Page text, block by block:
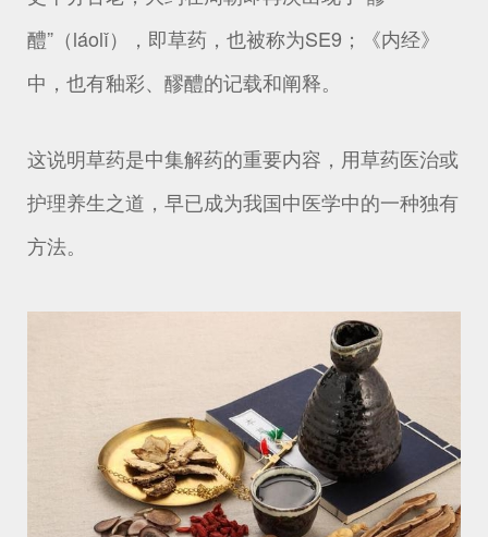
醴”（láolǐ），即草药，也被称为SE9；《内经》
中，也有釉彩、醪醴的记载和阐释。
这说明草药是中集解药的重要内容，用草药医治或
护理养生之道，早已成为我国中医学中的一种独有
方法。